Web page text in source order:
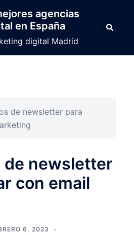
agencias
en España
digital Madrid
Buscar
de newsletter para
de newsletter
con email
6, 2023